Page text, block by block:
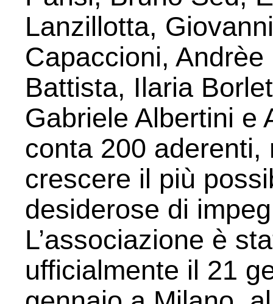
Lanzillotta,
Capaccioni,
Battista, Ilaria
Gabriele Albertini e
conta 200 aderenti,
crescere il più
desiderose di
L’associazione è
ufficialmente il 21